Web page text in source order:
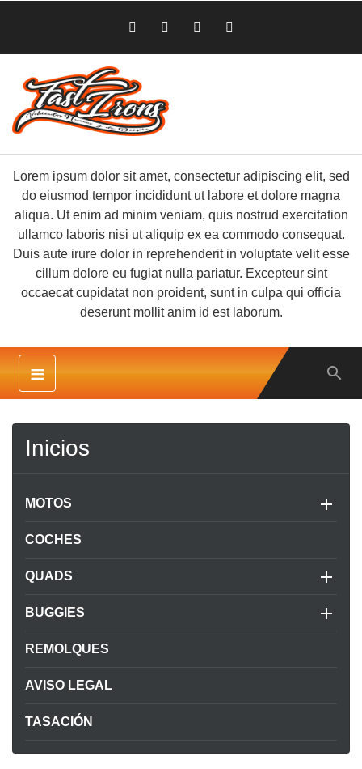
Lorem ipsum dolor sit amet, consectetur adipiscing elit, sed
do eiusmod tempor incididunt ut labore et dolore magna
aliqua. Ut enim ad minim veniam, quis nostrud exercitation
ullamco laboris nisi ut aliquip ex ea commodo consequat.
Duis aute irure dolor in reprehenderit in voluptate velit esse
cillum dolore eu fugiat nulla pariatur. Excepteur sint
occaecat cupidatat non proident, sunt in culpa qui officia
deserunt mollit anim id est laborum.
≡ 
Inicios
MOTOS 
COCHES
QUADS 
BUGGIES 
REMOLQUES
AVISO LEGAL
TASACIÓN